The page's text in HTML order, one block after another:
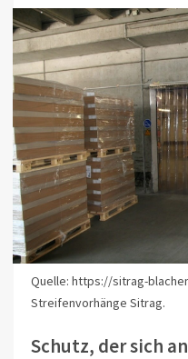
Quelle: https://sitrag-
Streifenvorhänge Sitrag.
Schutz, der sich